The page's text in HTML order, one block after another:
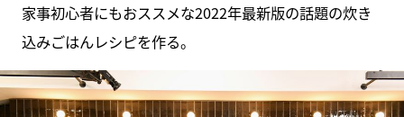
家事初心者にもおススメな2022年最新版の話題の炊き
込みごはんレシピを作る。